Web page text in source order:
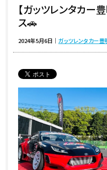
【ガッツレンタカー
ス🚗
2024年5月6日 ｜ガッツレンタカー